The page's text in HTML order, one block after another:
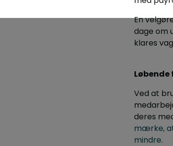
En
dage om
klares
Ved at
deres
mærke,
mindre.